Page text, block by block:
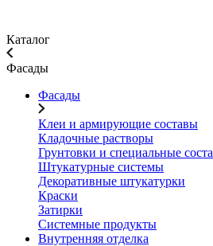
Каталог
Фасады
Фасады
Клеи и армирующие составы
Кладочные растворы
Грунтовки и специальные
Штукатурные системы
Декоративные штукатурки
Краски
Затирки
Системные продукты
Внутренняя отделка